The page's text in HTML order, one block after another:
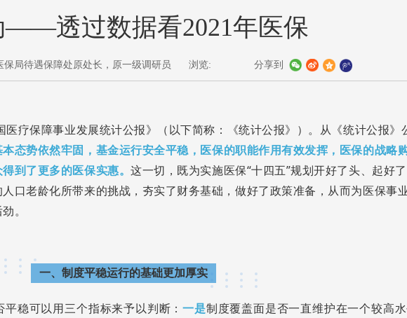
——透过数据看2021年医保
分享到
保局待遇保障处原处长，原一级调研员 浏览:
疗保障事业发展统计公报》（以下简称：《统计公报》）。从《统计公报》
态势依然牢固，基金运行安全平稳，医保的职能作用有效发挥，医保的战略
到了更多的医保实惠。这一切，既为实施医保“十四五”规划开好了头、起好了
口老龄化所带来的挑战，夯实了财务基础，做好了政策准备，从而为医保事
。
一、制度平稳运行的基础更加厚实
稳可以用三个指标来予以判断：一是制度覆盖面是否一直维护在一个较高